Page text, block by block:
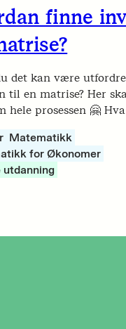
finne
det kan være
til en matrise? Her
hele prosessen 🤗
Matematikk
for Økonomer
utdanning